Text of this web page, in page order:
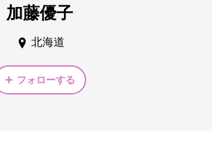
加藤優子
北海道
フォローする